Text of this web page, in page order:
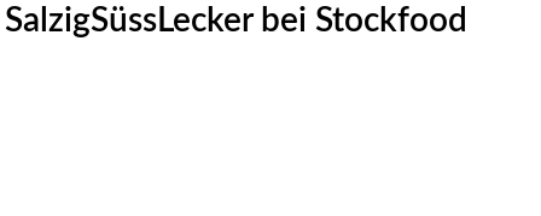
SalzigSüssLecker bei Stockfood